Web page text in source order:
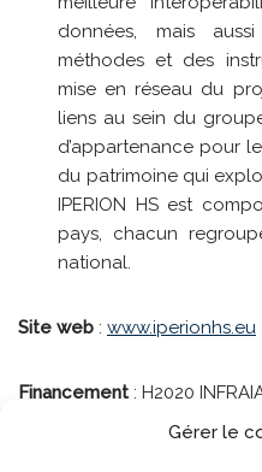
Gérer le
données, mais
méthodes et des
mise en réseau du
liens au sein du
d’appartenance pour
du patrimoine qui
IPERION HS est
pays, chacun
national.
Site web : www.iperionhs.eu
Financement : H2020